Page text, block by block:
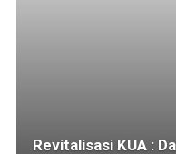
Revitalisasi KUA :